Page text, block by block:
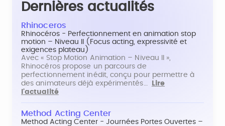
Dernières actualités
Rhinoceros
Rhinocéros - Perfectionnement en animation stop
motion – Niveau II (Focus acting, expressivité et
exigences plateau)
Avec « Stop Motion Animation – Niveau II »,
Rhinocéros propose un parcours de
perfectionnement inédit, conçu pour permettre à
des animateurs déjà expérimentés…
Lire
l'actualité
Method Acting Center
Method Acting Center - Journées Portes Ouvertes –